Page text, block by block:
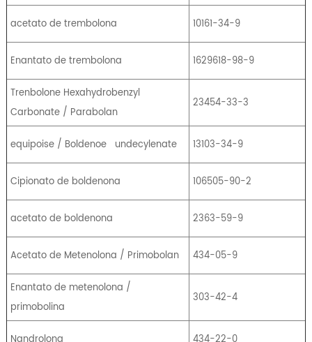
acetato de trembolona 10161-34-9
Enantato de trembolona 1629618-98-9
Trenbolone Hexahydrobenzyl
Carbonate / Parabolan
23454-33-3
equipoise / Boldenoe undecylenate 13103-34-9
Cipionato de boldenona 106505-90-2
acetato de boldenona 2363-59-9
Acetato de Metenolona / Primobolan 434-05-9
Enantato de metenolona /
primobolina
303-42-4